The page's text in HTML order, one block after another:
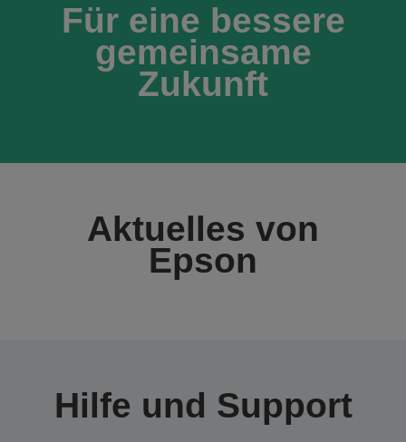
Für eine bessere
gemeinsame
Zukunft
Aktuelles von
Epson
Hilfe und Support